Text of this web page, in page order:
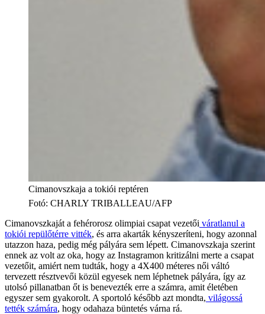
Cimanovszkaja a tokiói reptéren
Fotó: CHARLY TRIBALLEAU/AFP
Cimanovszkaját a fehérorosz olimpiai csapat vezetői váratlanul a
tokiói repülőtérre vitték, és arra akarták kényszeríteni, hogy azonnal
utazzon haza, pedig még pályára sem lépett. Cimanovszkaja szerint
ennek az volt az oka, hogy az Instagramon kritizálni merte a csapat
vezetőit, amiért nem tudták, hogy a 4X400 méteres női váltó
tervezett résztvevői közül egyesek nem léphetnek pályára, így az
utolsó pillanatban őt is benevezték erre a számra, amit életében
egyszer sem gyakorolt. A sportoló később azt mondta, világossá
tették számára, hogy odahaza büntetés várna rá.